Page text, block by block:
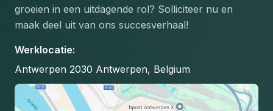
groeien in een uitdagende rol? Solliciteer nu en
maak deel uit van ons succesverhaal!
Werklocatie:
Antwerpen 2030 Antwerpen, Belgium